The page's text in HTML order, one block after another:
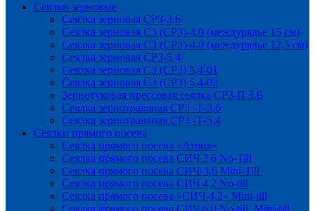
Сеялки зерновые
Сеялка зерновая СРЗ-3,6
Сеялка зерновая СЗ (СРЗ)-4.0 (междурядье 15 см)
Сеялка зерновая СЗ (СРЗ)-4.0 (междурядье 12,5 см)
Сеялка зерновая СРЗ-5,4
Сеялка зерновая СЗ (СРЗ) 5,4-01
Сеялка зерновая СЗ (СРЗ) 5,4-02
Зернотуковая прессовая сеялка СРЗ-П 3.6
Сеялка зернотравяная СРЗ -Т-3,6
Сеялка зернотравяная СРЗ -Т-5,4
Сеялки прямого посева
Сеялка прямого посева «Атрия»
Сеялка прямого посева СИЧ 3,6 No-Till
Сеялка прямого посева СИЧ-3,6 Mini-Till
Сеялка прямого посева СИЧ 4,2 No-till
Сеялка прямого посева «СИЧ-4,2» Mini-till
Сеялка прямого посева СИЧ 6.0 No-till, Mini-till